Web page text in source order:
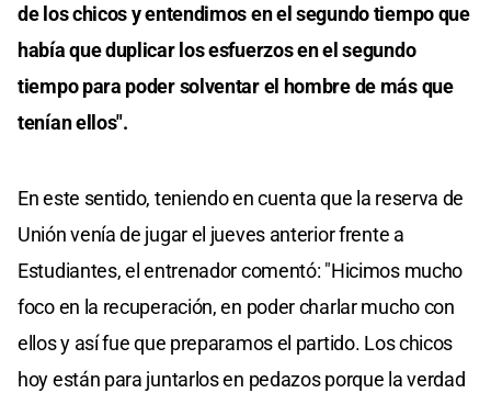
de los chicos y entendimos en el segundo tiempo que
había que duplicar los esfuerzos en el segundo
tiempo para poder solventar el hombre de más que
tenían ellos".
En este sentido, teniendo en cuenta que la reserva de
Unión venía de jugar el jueves anterior frente a
Estudiantes, el entrenador comentó: "Hicimos mucho
foco en la recuperación, en poder charlar mucho con
ellos y así fue que preparamos el partido. Los chicos
hoy están para juntarlos en pedazos porque la verdad